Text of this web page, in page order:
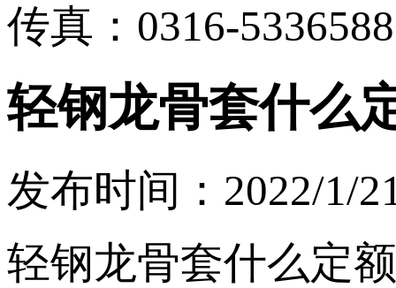
传真：0316-5336588
轻钢龙骨套什么
发布时间：2022/1/
轻钢龙骨套什么定